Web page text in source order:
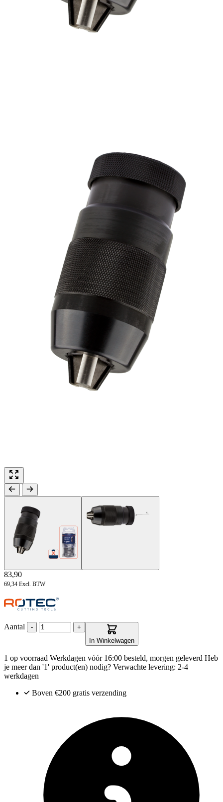
83,90
69,34 Excl. BTW
Aantal -
+
In Winkelwagen
1 op voorraad Werkdagen vóór 16:00 besteld, morgen geleverd Heb
je meer dan '1' product(en) nodig? Verwachte levering: 2-4
werkdagen
Boven €200 gratis verzending